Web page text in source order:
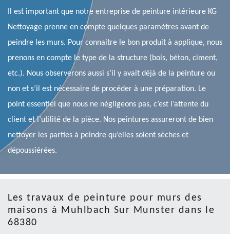
Il est important que notre entreprise de peinture intérieure KG
Nettoyage prenne en compte quelques paramètres avant de
peindre les murs. Pour connaitre le bon produit à applique, nous
prenons en compte le type de la structure (bois, béton, ciment,
etc.). Nous observerons aussi s’il y avait déjà de la peinture ou
non et s’il est nécessaire de procéder à une préparation. Le
point essentiel que nous ne négligeons pas, c’est l’attente du
client et l’utilité de la pièce. Nos peintures assureront de bien
nettoyer les parties à peindre qu’elles soient sèches et
dépoussiérées.
Les travaux de peinture pour murs des
maisons à Muhlbach Sur Munster dans le
68380